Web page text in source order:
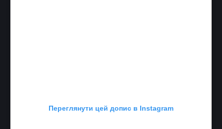
Переглянути цей допис в Instagram